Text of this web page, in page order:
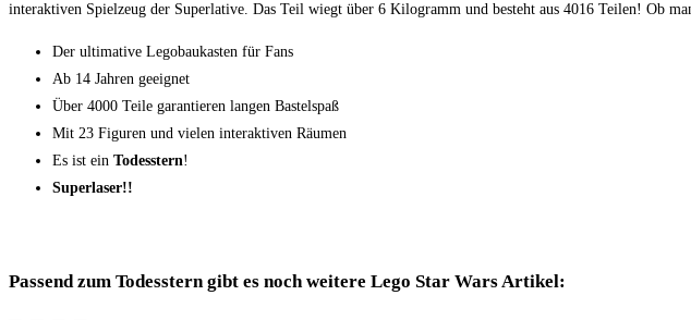
interaktiven Spielzeug der Superlative. Das Teil wiegt über 6 Kilogramm und besteht aus 4016 Teilen! Ob
Der ultimative Legobaukasten für Fans
Ab 14 Jahren geeignet
Über 4000 Teile garantieren langen Bastelspaß
Mit 23 Figuren und vielen interaktiven Räumen
Es ist ein Todesstern!
Superlaser!!
Passend zum Todesstern gibt es noch weitere Lego Star Wars Artikel: